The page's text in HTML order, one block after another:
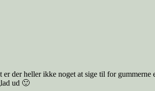
der heller ikke noget at sige til for gummerne
ud 🙂